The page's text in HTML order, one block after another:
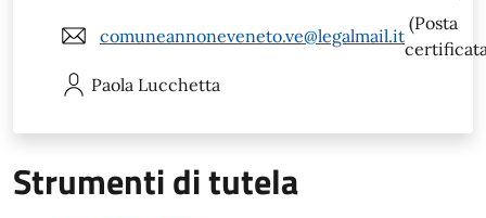
comuneannoneveneto.ve@legalmail.it
(Posta
Paola Lucchetta
Strumenti di tutela